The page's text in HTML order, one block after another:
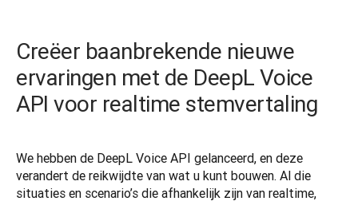
Creëer baanbrekende nieuwe
ervaringen met de DeepL Voice
API voor realtime stemvertaling
We hebben de DeepL Voice API gelanceerd, en deze
verandert de reikwijdte van wat u kunt bouwen. Al die
situaties en scenario’s die afhankelijk zijn van realtime,